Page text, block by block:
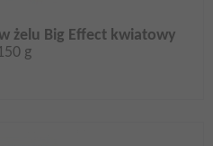
żelu Big Effect kwiatowy
g